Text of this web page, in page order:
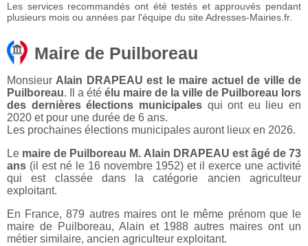
Les services recommandés ont été testés et approuvés pendant
plusieurs mois ou années par l'équipe du site Adresses-Mairies.fr.
Maire de Puilboreau
Monsieur Alain DRAPEAU est le maire actuel de ville de
Puilboreau. Il a été élu maire de la ville de Puilboreau lors
des dernières élections municipalesqui ont eu lieu en
2020 et pour une durée de 6 ans.
Les prochaines élections municipales auront lieux en 2026.
Le maire de Puilboreau M. Alain DRAPEAU est âgé de 73
ans (il est né le 16 novembre 1952) et il exerce une activité
qui est classée dans la catégorie ancien agriculteur
exploitant.
En France, 879 autres maires ont le même prénom que le
maire de Puilboreau, Alain et 1988 autres maires ont un
métier similaire, ancien agriculteur exploitant.